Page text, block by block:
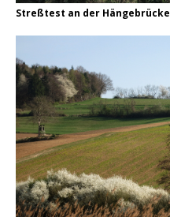
Streßtest an der Hängebrücke